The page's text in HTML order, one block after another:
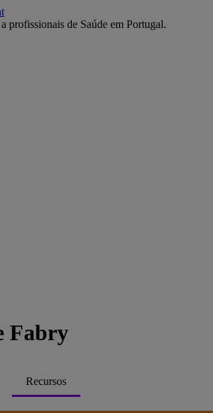
profissionais de Saúde em Portugal.
Fabry
Recursos